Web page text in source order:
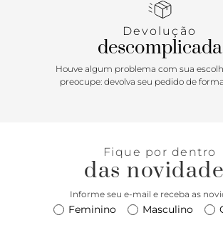
Porque Apostar: Ela é o momento! As
estilo graças ao animal print. Seja no look
happy hour, ela vai te acompanhar com
autenticidade.
Devolução
descomplicada
Houve algum problema com sua
preocupe: devolva seu pedido de
Fique por dentro
das
Informe seu e-mail e receba as
Feminino Masculino